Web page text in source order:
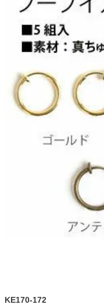
KE170-172